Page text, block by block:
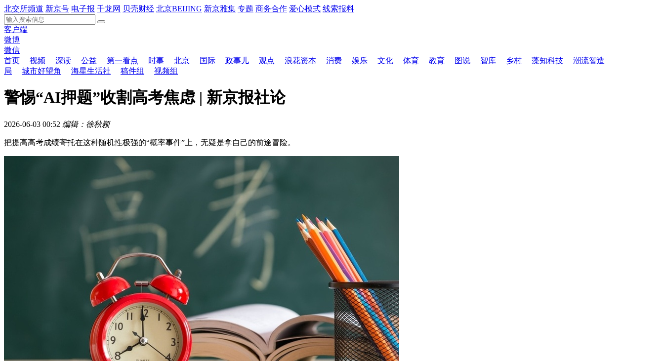
北交所频道 新京号 电子报 千龙网 贝壳财经 北京BEIJING 新京雅集 专题 商务合作 爱心模式 线索报料
客户端
微博
微信
首页
视频 深读 公益 第一看点 时事 北京 国际 政事儿 观点 浪花资本 消费 娱乐 文化 体育 教育 图说 智库 乡村 藻知科技
潮流智造
局
城市好望角 海星生活社 稿件组 视频组
警惕“AI押题”收割高考焦虑 | 新京报社论
2026-06-03 00:52 编辑：徐秋颖
把提高高考成绩寄托在这种随机性极强的“概率事件”上，无疑是拿自己的前途冒险。